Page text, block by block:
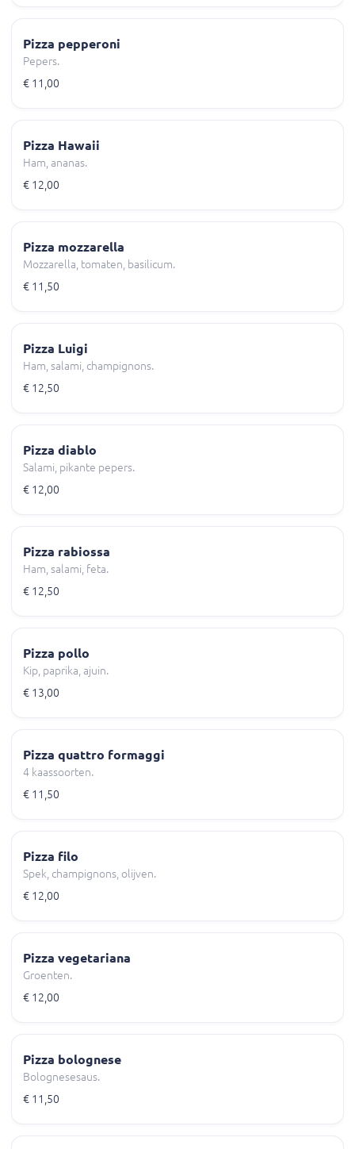
Pizza pepperoni
Pepers.
€ 11,00
Pizza Hawaii
Ham, ananas.
€ 12,00
Pizza mozzarella
Mozzarella, tomaten, basilicum.
€ 11,50
Pizza Luigi
Ham, salami, champignons.
€ 12,50
Pizza diablo
Salami, pikante pepers.
€ 12,00
Pizza rabiossa
Ham, salami, feta.
€ 12,50
Pizza pollo
Kip, paprika, ajuin.
€ 13,00
Pizza quattro formaggi
4 kaassoorten.
€ 11,50
Pizza filo
Spek, champignons, olijven.
€ 12,00
Pizza vegetariana
Groenten.
€ 12,00
Pizza bolognese
Bolognesesaus.
€ 11,50